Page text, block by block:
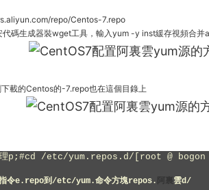
repo/Centos-7.repo
代碼生成器裝wget工具，輸入yum -y inst緩存視頻合并
載的Centos的-7.repo也在這個目錄上
p;#cd /etc/yum.repos.d/[root @ bogon
令e.repo到/etc/yum.命令方塊repos. 雲d/